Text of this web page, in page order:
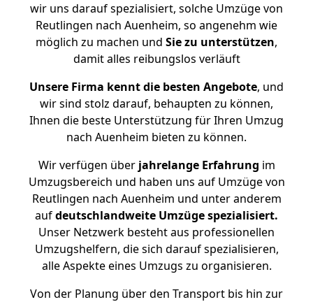
wir uns darauf spezialisiert, solche Umzüge von
Reutlingen nach Auenheim, so angenehm wie
möglich zu machen und Sie zu unterstützen,
damit alles reibungslos verläuft
Unsere Firma kennt die besten Angebote, und
wir sind stolz darauf, behaupten zu können,
Ihnen die beste Unterstützung für Ihren Umzug
nach Auenheim bieten zu können.
Wir verfügen überjahrelange Erfahrung im
Umzugsbereich und haben uns auf Umzüge von
Reutlingen nach Auenheim und unter anderem
aufdeutschlandweite Umzüge spezialisiert.
Unser Netzwerk besteht aus professionellen
Umzugshelfern, die sich darauf spezialisieren,
alle Aspekte eines Umzugs zu organisieren.
Von der Planung über den Transport bis hin zur